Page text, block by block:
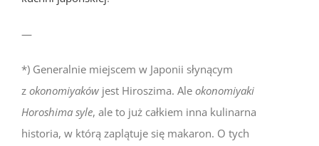
—
*) Generalnie miejscem w Japonii słynącym
z okonomiyaków jest Hiroszima. Ale okonomiyaki
Horoshima syle, ale to już całkiem inna kulinarna
historia, w którą zaplątuje się makaron. O tych